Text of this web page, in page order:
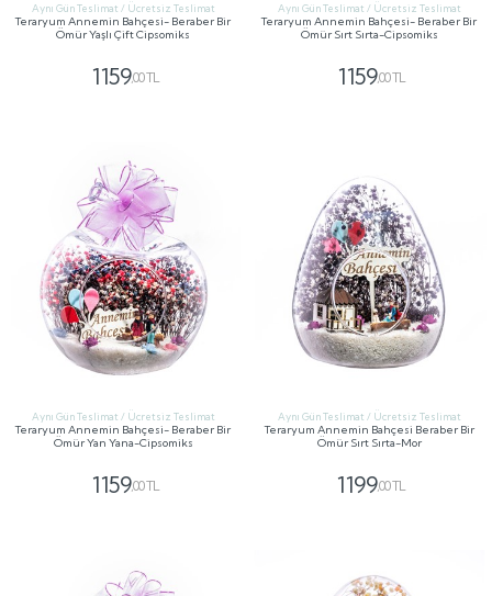
Aynı Gün Teslimat / Ücretsiz Teslimat
Teraryum Annemin Bahçesi- Beraber Bir
Ömür Yaşlı Çift Cipsomiks
1159,00 TL
Aynı Gün Teslimat / Ücretsiz Teslimat
Teraryum Annemin Bahçesi- Beraber Bir
Ömür Sırt Sırta-Cipsomiks
1159,00 TL
Aynı Gün Teslimat / Ücretsiz Teslimat
Teraryum Annemin Bahçesi- Beraber Bir
Ömür Yan Yana-Cipsomiks
1159,00 TL
Aynı Gün Teslimat / Ücretsiz Teslimat
Teraryum Annemin Bahçesi Beraber Bir
Ömür Sırt Sırta-Mor
1199,00 TL